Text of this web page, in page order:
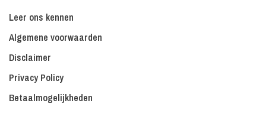
Leer ons kennen
Algemene voorwaarden
Disclaimer
Privacy Policy
Betaalmogelijkheden